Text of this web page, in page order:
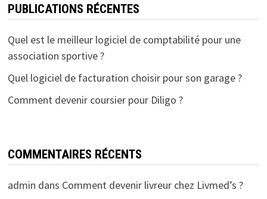
PUBLICATIONS RÉCENTES
Quel est le meilleur logiciel de comptabilité pour une
association sportive ?
Quel logiciel de facturation choisir pour son garage ?
Comment devenir coursier pour Diligo ?
COMMENTAIRES RÉCENTS
admin dans Comment devenir livreur chez Livmed’s ?